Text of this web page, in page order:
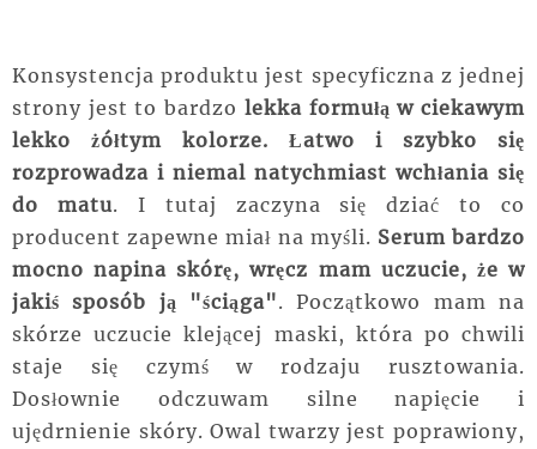
Konsystencja produktu jest specyficzna z jednej
strony jest to bardzo lekka formułą w ciekawym
lekko żółtym kolorze. Łatwo i szybko się
rozprowadza i niemal natychmiast wchłania się
do matu. I tutaj zaczyna się dziać to co
producent zapewne miał na myśli. Serum bardzo
mocno napina skórę, wręcz mam uczucie, że w
jakiś sposób ją "ściąga". Początkowo mam na
skórze uczucie klejącej maski, która po chwili
staje się czymś w rodzaju rusztowania.
Dosłownie odczuwam silne napięcie i
ujędrnienie skóry. Owal twarzy jest poprawiony,